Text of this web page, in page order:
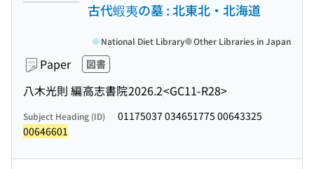
古代蝦夷の墓 : 北東北・北海道
Paper 図書
八木光則 編高志書院2026.2<GC11-R28>
National Diet Library Other Libraries in Japan
Subject Heading (ID)
01175037 034651775 00643325
00646601